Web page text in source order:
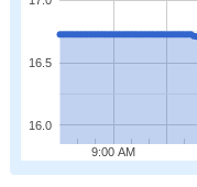
9:00 AM
16.0
16.5